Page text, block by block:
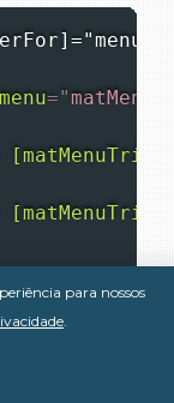
="matMenu
para nossos
.